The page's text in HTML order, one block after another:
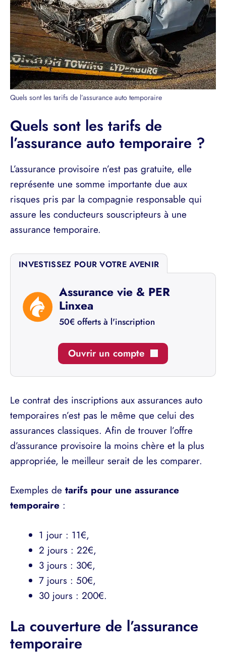
Quels sont les tarifs de l’assurance auto temporaire
Quels sont les tarifs de
l’assurance auto temporaire ?
L’assurance provisoire n’est pas gratuite, elle
représente une somme importante due aux
risques pris par la compagnie responsable qui
assure les conducteurs souscripteurs à une
assurance temporaire.
INVESTISSEZ POUR VOTRE AVENIR
Assurance vie & PER
Linxea
50€ offerts à l'inscription
Ouvrir un compte
Le contrat des inscriptions aux assurances auto
temporaires n’est pas le même que celui des
assurances classiques. Afin de trouver l’offre
d’assurance provisoire la moins chère et la plus
appropriée, le meilleur serait de les comparer.
Exemples de tarifs pour une assurance
temporaire :
1 jour : 11€,
2 jours : 22€,
3 jours : 30€,
7 jours : 50€,
30 jours : 200€.
La couverture de l’assurance
temporaire